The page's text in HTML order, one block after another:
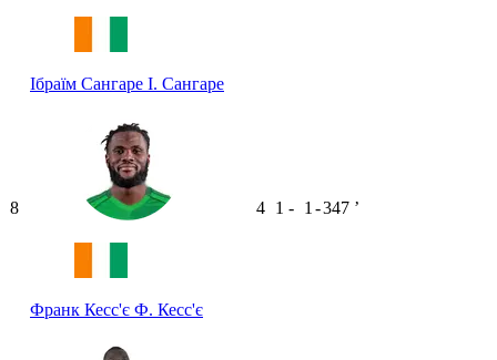
Ібраїм Сангаре І. Сангаре
8
Франк Кесс'є Ф. Кесс'є
4 1 - 1 -347 ʼ